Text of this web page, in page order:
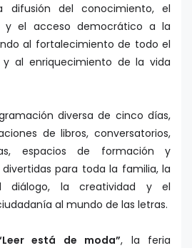
difusión del conocimiento, el
y el acceso democrático a la
al fortalecimiento de todo el
y al enriquecimiento de la vida
diversa de cinco días,
de libros, conversatorios,
espacios de formación y
para toda la familia, la
diálogo, la creatividad y el
al mundo de las letras.
está de moda”, la feria